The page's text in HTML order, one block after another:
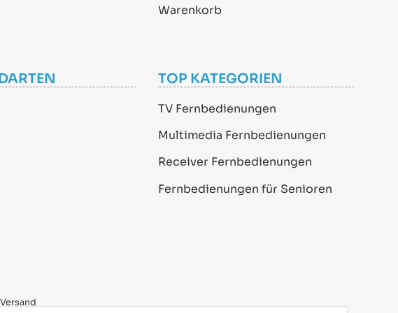
Warenkorb
TOP KATEGORIEN
TV Fernbedienungen
Multimedia Fernbedienungen
Receiver Fernbedienungen
Fernbedienungen für Senioren
Versand